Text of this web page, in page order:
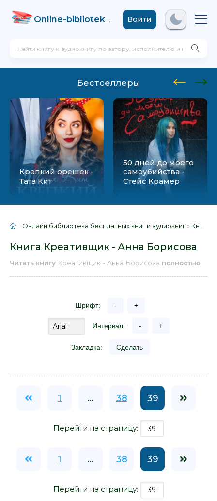
Online-biblioteka .comВойти
Бестселлеры
Крепкий орешек -
Тата Кит
50 дней до моего
самоубийства -
Стейс Крамер
Онлайн библиотека бесплатных книг и аудиокниг » Книги
Книга Креативщик - Анна Борисова
Читать книгу Креативщик - Анна Борисова полностью
Шрифт: - +
Интервал: - +
Закладка: Сделать
1 ... 38 39
Перейти на страницу:
1 ... 38 39
Перейти на страницу: